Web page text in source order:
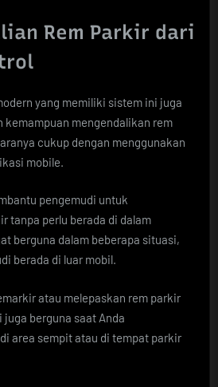
Rem Parkir dari
yang memiliki sistem ini juga
kemampuan mengendalikan rem
cukup dengan menggunakan
mobile.
pengemudi untuk
tanpa perlu berada di dalam
berguna dalam beberapa situasi,
berada di luar mobil.
atau melepaskan rem parkir
berguna saat Anda
area sempit atau di tempat parkir